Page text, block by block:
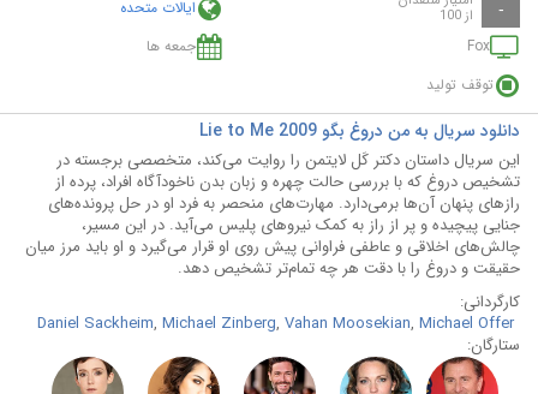
Video
- از 100
ایالات متحده
Fox
جمعه ها
توقف تولید
دانلود سریال به من دروغ بگو Lie to Me 2009
این سریال داستان دکتر کَل لایتمن را روایت می‌کند، متخصصی برجسته در
تشخیص دروغ که با بررسی حالت چهره و زبان بدن ناخودآگاه افراد، پرده از
رازهای پنهان آن‌ها برمی‌دارد. مهارت‌های منحصر به فرد او در حل پرونده‌های
جنایی پیچیده و پر از راز به کمک نیروهای پلیس می‌آید. در این مسیر،
چالش‌های اخلاقی و عاطفی فراوانی پیش روی او قرار می‌گیرد و او باید مرز میان
حقیقت و دروغ را با دقت هر چه تمام‌تر تشخیص دهد.
کارگردانی:
Daniel Sackheim, Michael Zinberg, Vahan Moosekian, Michael Offer
ستارگان: